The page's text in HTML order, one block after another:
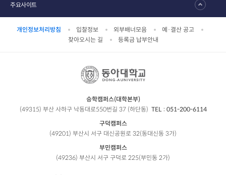
개인정보처리방침 입찰정보 외부배너모음
예·결산 공고
찾아오시는 길
등록금 납부안내
주요사이트
승학캠퍼스(대학본부)
(49315) 부산 사하구 낙동대로550번길 37 (하단동) TEL : 051-200-6114
구덕캠퍼스
(49201) 부산시 서구 대신공원로 32(동대신동 3가)
부민캠퍼스
(49236) 부산시 서구 구덕로 225(부민동 2가)